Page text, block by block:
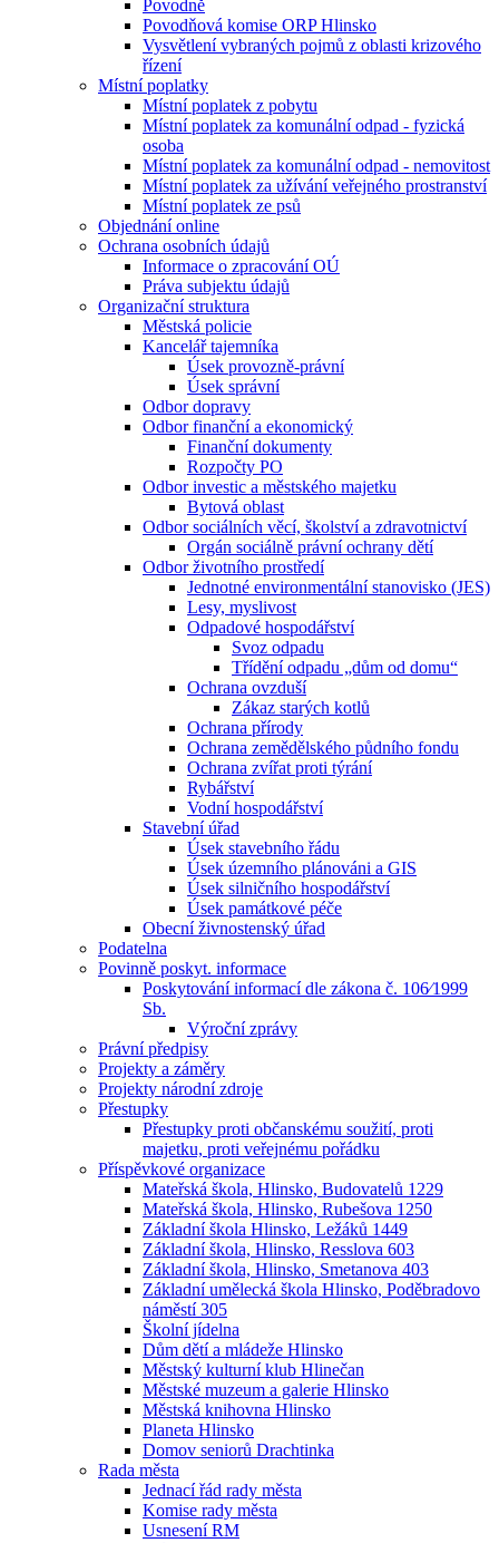
Povodně
Povodňová komise ORP Hlinsko
Vysvětlení vybraných pojmů z oblasti krizového
řízení
Místní poplatky
Místní poplatek z pobytu
Místní poplatek za komunální odpad - fyzická
osoba
Místní poplatek za komunální odpad - nemovitost
Místní poplatek za užívání veřejného prostranství
Místní poplatek ze psů
Objednání online
Ochrana osobních údajů
Informace o zpracování OÚ
Práva subjektu údajů
Organizační struktura
Městská policie
Kancelář tajemníka
Úsek provozně-právní
Úsek správní
Odbor dopravy
Odbor finanční a ekonomický
Finanční dokumenty
Rozpočty PO
Odbor investic a městského majetku
Bytová oblast
Odbor sociálních věcí, školství a zdravotnictví
Orgán sociálně právní ochrany dětí
Odbor životního prostředí
Jednotné environmentální stanovisko (JES)
Lesy, myslivost
Odpadové hospodářství
Svoz odpadu
Třídění odpadu „dům od domu“
Ochrana ovzduší
Zákaz starých kotlů
Ochrana přírody
Ochrana zemědělského půdního fondu
Ochrana zvířat proti týrání
Rybářství
Vodní hospodářství
Stavební úřad
Úsek stavebního řádu
Úsek územního plánováni a GIS
Úsek silničního hospodářství
Úsek památkové péče
Obecní živnostenský úřad
Podatelna
Povinně poskyt. informace
Poskytování informací dle zákona č. 106⁄1999
Sb.
Výroční zprávy
Právní předpisy
Projekty a záměry
Projekty národní zdroje
Přestupky
Přestupky proti občanskému soužití, proti
majetku, proti veřejnému pořádku
Příspěvkové organizace
Mateřská škola, Hlinsko, Budovatelů 1229
Mateřská škola, Hlinsko, Rubešova 1250
Základní škola Hlinsko, Ležáků 1449
Základní škola, Hlinsko, Resslova 603
Základní škola, Hlinsko, Smetanova 403
Základní umělecká škola Hlinsko, Poděbradovo
náměstí 305
Školní jídelna
Dům dětí a mládeže Hlinsko
Městský kulturní klub Hlinečan
Městské muzeum a galerie Hlinsko
Městská knihovna Hlinsko
Planeta Hlinsko
Domov seniorů Drachtinka
Rada města
Jednací řád rady města
Komise rady města
Usnesení RM